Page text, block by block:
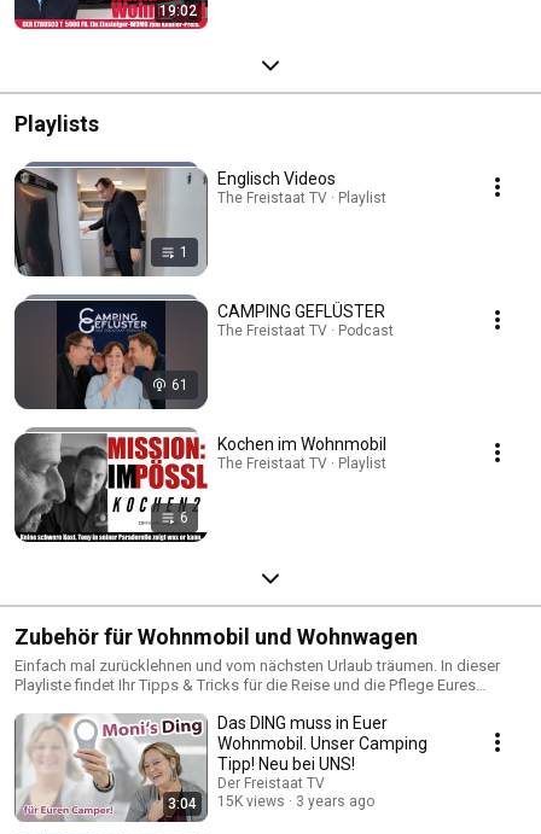
19:02
Playlists
1
Englisch Videos
The Freistaat TV · Playlist
61
CAMPING GEFLÜSTER
The Freistaat TV · Podcast
6
Kochen im Wohnmobil
The Freistaat TV · Playlist
Zubehör für Wohnmobil und Wohnwagen
Einfach mal zurücklehnen und vom nächsten Urlaub träumen. In dieser
Playliste findet Ihr Tipps & Tricks für die Reise und die Pflege Eures
3:04
Das DING muss in Euer
Wohnmobil. Unser Camping
Tipp! Neu bei UNS!
Der Freistaat TV
15K views
3 years ago